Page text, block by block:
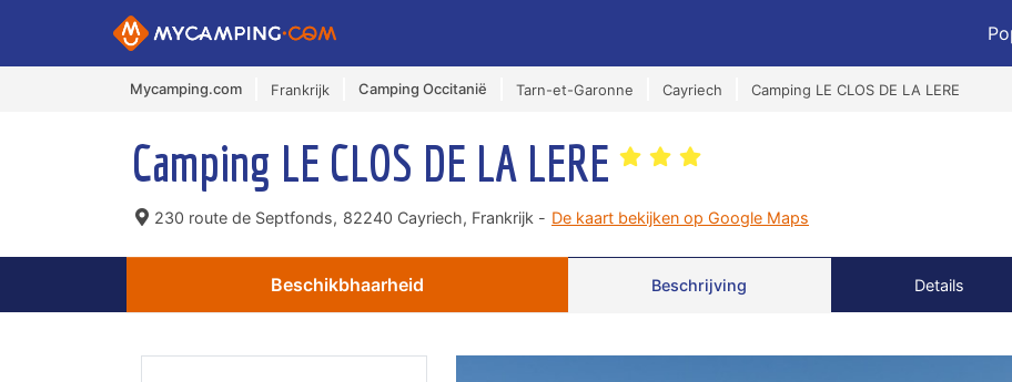
Mycamping.com Frankrijk Camping Occitanië Tarn-et-Garonne Cayriech Camping LE CLOS DE LA LERE
Camping LE CLOS DE LA LERE
230 route de Septfonds, 82240 Cayriech, Frankrijk - De kaart bekijken op Google Maps
Beschikbhaarheid Beschrijving Details